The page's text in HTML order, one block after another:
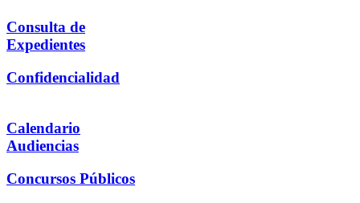
Consulta de
Expedientes
Confidencialidad
Calendario
Audiencias
Concursos Públicos